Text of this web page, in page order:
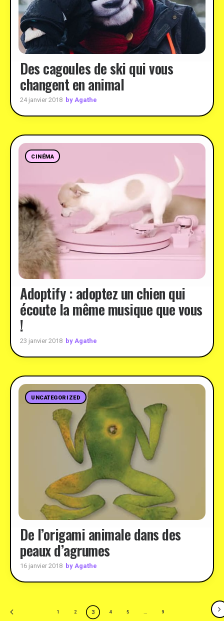
Des cagoules de ski qui vous
changent en animal
24 janvier 2018 by Agathe
CINÉMA
Adoptify : adoptez un chien qui
écoute la même musique que vous
!
23 janvier 2018 by Agathe
UNCATEGORIZED
De l’origami animale dans des
peaux d’agrumes
16 janvier 2018 by Agathe
1 2 3 4 5 9